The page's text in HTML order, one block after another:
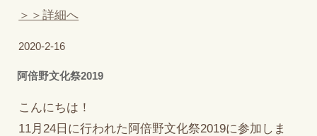
＞＞詳細へ
2020-2-16
阿倍野文化祭2019
こんにちは！
11月24日に行われた阿倍野文化祭2019に参加しま